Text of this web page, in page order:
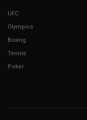
UFC
Olympics
Boxing
Tennis
Poker